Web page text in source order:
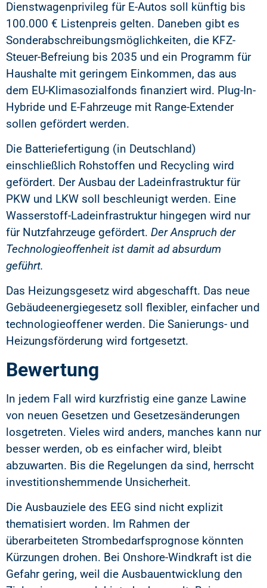
Dienstwagenprivileg für E-Autos soll künftig bis
100.000 € Listenpreis gelten. Daneben gibt es
Sonderabschreibungsmöglichkeiten, die KFZ-
Steuer-Befreiung bis 2035 und ein Programm für
Haushalte mit geringem Einkommen, das aus
dem EU-Klimasozialfonds finanziert wird. Plug-In-
Hybride und E-Fahrzeuge mit Range-Extender
sollen gefördert werden.
Die Batteriefertigung (in Deutschland)
einschließlich Rohstoffen und Recycling wird
gefördert. Der Ausbau der Ladeinfrastruktur für
PKW und LKW soll beschleunigt werden. Eine
Wasserstoff-Ladeinfrastruktur hingegen wird nur
für Nutzfahrzeuge gefördert. Der Anspruch der
Technologieoffenheit ist damit ad absurdum
geführt.
Das Heizungsgesetz wird abgeschafft. Das neue
Gebäudeenergiegesetz soll flexibler, einfacher und
technologieoffener werden. Die Sanierungs- und
Heizungsförderung wird fortgesetzt.
Bewertung
In jedem Fall wird kurzfristig eine ganze Lawine
von neuen Gesetzen und Gesetzesänderungen
losgetreten. Vieles wird anders, manches kann nur
besser werden, ob es einfacher wird, bleibt
abzuwarten. Bis die Regelungen da sind, herrscht
investitionshemmende Unsicherheit.
Die Ausbauziele des EEG sind nicht explizit
thematisiert worden. Im Rahmen der
überarbeiteten Strombedarfsprognose könnten
Kürzungen drohen. Bei Onshore-Windkraft ist die
Gefahr gering, weil die Ausbauentwicklung den